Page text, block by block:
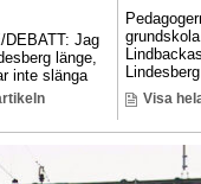
DEBATT: Jag
länge,
inte slänga
Visa